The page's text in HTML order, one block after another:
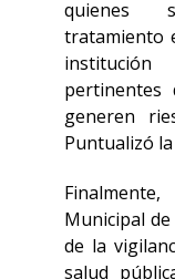
quienes
tratamiento
generen
Puntualizó
Municipal
de la
salud